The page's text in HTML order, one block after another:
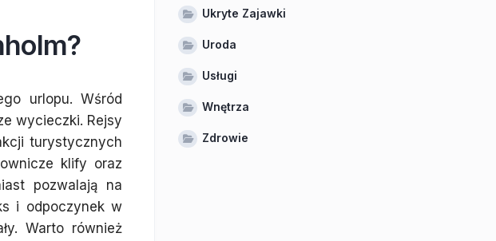
urlopu. Wśród
wycieczki. Rejsy
turystycznych
klify oraz
pozwalają na
i odpoczynek w
Warto również
Ukryte Zajawki
Uroda
Usługi
Wnętrza
Zdrowie